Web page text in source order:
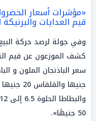
«مؤشرات أسعار
قيم العدايات
وفي جولة لرصد حركة البيع
كشف الموزعون عن قيم
50 جنيهًا».